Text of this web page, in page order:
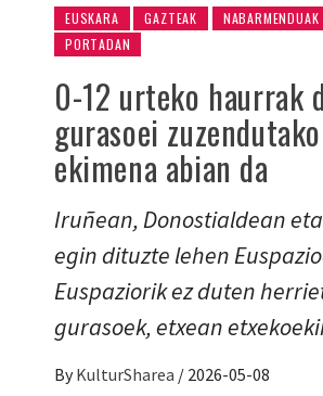
EUSKARA GAZTEAK NABARMENDUAK
PORTADAN
0-12 urteko haurrak
gurasoei
ekimena abian da
Iruñean, Donostialdean
egin dituzte lehen
Euspaziorik ez duten
gurasoek, etxean
By KulturSharea / 2026-05-08